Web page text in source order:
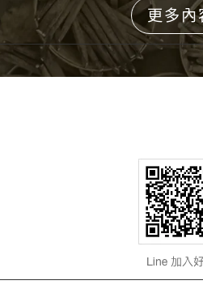
更多內